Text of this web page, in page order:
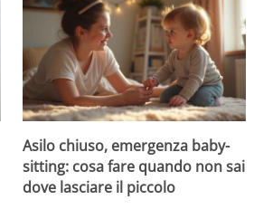
Asilo chiuso, emergenza baby-
sitting: cosa fare quando non sai
dove lasciare il piccolo